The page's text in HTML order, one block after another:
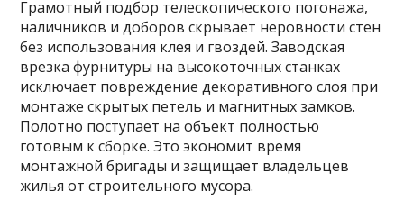
Грамотный подбор телескопического погонажа,
наличников и доборов скрывает неровности стен
без использования клея и гвоздей. Заводская
врезка фурнитуры на высокоточных станках
исключает повреждение декоративного слоя при
монтаже скрытых петель и магнитных замков.
Полотно поступает на объект полностью
готовым к сборке. Это экономит время
монтажной бригады и защищает владельцев
жилья от строительного мусора.